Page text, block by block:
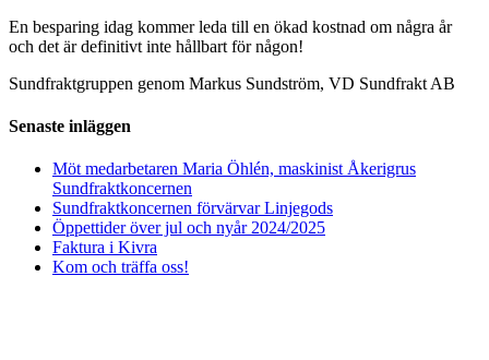
En besparing idag kommer leda till en ökad kostnad om några år
och det är definitivt inte hållbart för någon!
Sundfraktgruppen genom Markus Sundström, VD Sundfrakt AB
Senaste inläggen
Möt medarbetaren Maria Öhlén, maskinist Åkerigrus
Sundfraktkoncernen
Sundfraktkoncernen förvärvar Linjegods
Öppettider över jul och nyår 2024/2025
Faktura i Kivra
Kom och träffa oss!